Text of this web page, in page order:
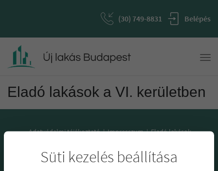
Belépés
(30) 749-8831
Eladó lakások a VI. kerületben
Adatvédelmi tájékoztató | Impresszum | Eladó lakások
Minden jog fenntartva © 2026 Új Lakás Budapest
Süti kezelés beállítása